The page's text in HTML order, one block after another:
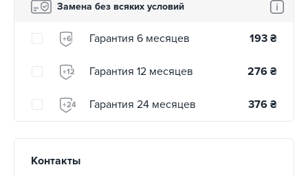
Замена без всяких условий
+6 Гарантия 6 месяцев 193 ₴
+12 Гарантия 12 месяцев 276 ₴
+24 Гарантия 24 месяцев 376 ₴
Контакты